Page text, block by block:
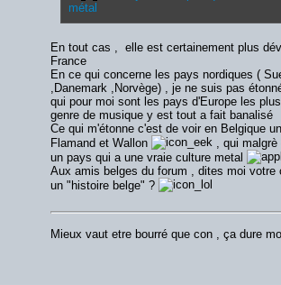
métal
En tout cas , elle est certainement plus
France
En ce qui concerne les pays nordiques (
,Danemark ,Norvège) , je ne suis pas
qui pour moi sont les pays d'Europe les
genre de musique y est tout a fait banalisé
Ce qui m'étonne c'est de voir en Belgique
Flamand et Wallon
, qui
un pays qui a une vraie culture metal
Aux amis belges du forum , dites moi votre
un "histoire belge" ?
Mieux vaut etre bourré que con , ça dure